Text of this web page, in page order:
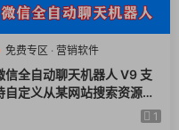
免费专区 · 营销软件
信全自动聊天机器人 V9 支
自定义从某网站搜索资源自
1